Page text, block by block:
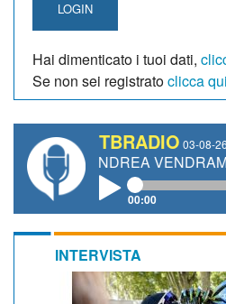
LOGIN
Hai dimenticato i tuoi dati,
Se non sei registratoclicca qui
TBRADIO 03-08-26
ANDREA VENDRAME,
00:00
INTERVISTA